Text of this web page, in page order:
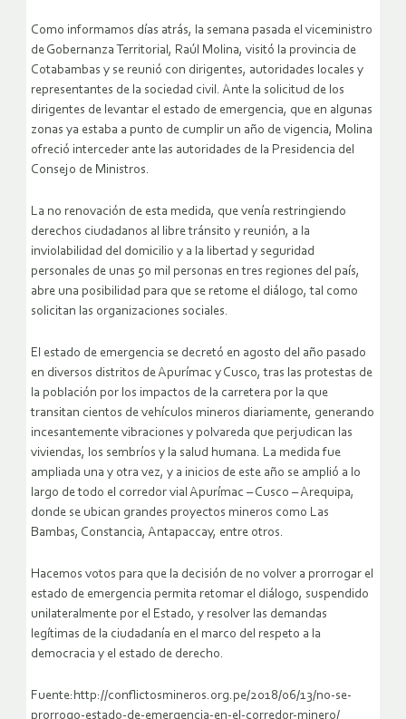
Como informamos días atrás, la semana pasada el viceministro
de Gobernanza Territorial, Raúl Molina, visitó la provincia de
Cotabambas y se reunió con dirigentes, autoridades locales y
representantes de la sociedad civil. Ante la solicitud de los
dirigentes de levantar el estado de emergencia, que en algunas
zonas ya estaba a punto de cumplir un año de vigencia, Molina
ofreció interceder ante las autoridades de la Presidencia del
Consejo de Ministros.
La no renovación de esta medida, que venía restringiendo
derechos ciudadanos al libre tránsito y reunión, a la
inviolabilidad del domicilio y a la libertad y seguridad
personales de unas 50 mil personas en tres regiones del país,
abre una posibilidad para que se retome el diálogo, tal como
solicitan las organizaciones sociales.
El estado de emergencia se decretó en agosto del año pasado
en diversos distritos de Apurímac y Cusco, tras las protestas de
la población por los impactos de la carretera por la que
transitan cientos de vehículos mineros diariamente, generando
incesantemente vibraciones y polvareda que perjudican las
viviendas, los sembríos y la salud humana. La medida fue
ampliada una y otra vez, y a inicios de este año se amplió a lo
largo de todo el corredor vial Apurímac – Cusco – Arequipa,
donde se ubican grandes proyectos mineros como Las
Bambas, Constancia, Antapaccay, entre otros.
Hacemos votos para que la decisión de no volver a prorrogar el
estado de emergencia permita retomar el diálogo, suspendido
unilateralmente por el Estado, y resolver las demandas
legítimas de la ciudadanía en el marco del respeto a la
democracia y el estado de derecho.
Fuente:http://conflictosmineros.org.pe/2018/06/13/no-se-
prorrogo-estado-de-emergencia-en-el-corredor-minero/